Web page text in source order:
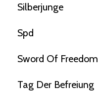
Silberjunge
Spd
Sword Of Freedom
Tag Der Befreiung